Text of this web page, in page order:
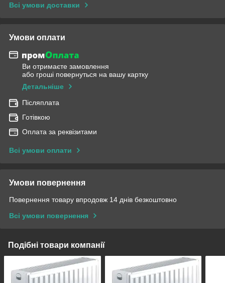
Всі умови доставки
Умови оплати
Ви отримаєте замовлення
або гроші повернуться на вашу картку
Детальніше
Післяплата
Готівкою
Оплата за реквізитами
Всі умови оплати
Умови повернення
Повернення товару впродовж 14 днів безкоштовно
Всі умови повернення
Подібні товари компанії